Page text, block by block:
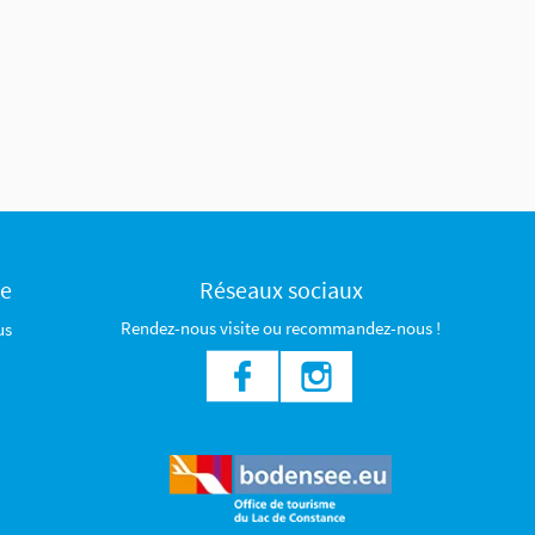
Réseaux sociaux
Rendez-nous visite ou recommandez-nous !